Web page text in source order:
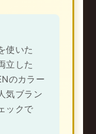
使いた
立した
のカラー
気ブラン
ックで